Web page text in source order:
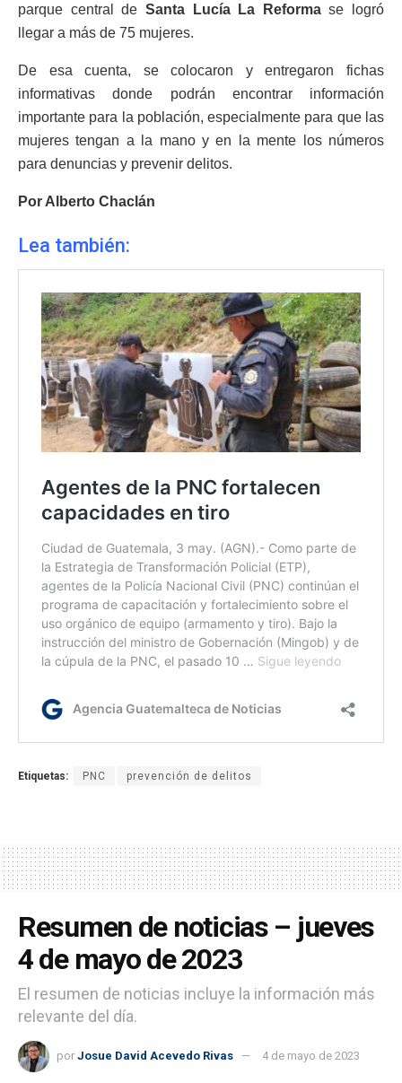
parque central de Santa Lucía La Reformase logró
llegar a más de 75 mujeres.
De esa cuenta, se colocaron y entregaron fichas
informativas donde podrán encontrar información
importante para la población, especialmente para que las
mujeres tengan a la mano y en la mente los números
para denuncias y prevenir delitos.
Por Alberto Chaclán
Lea también:
Etiquetas: PNC prevención de delitos
Resumen de noticias – jueves
4 de mayo de 2023
El resumen de noticias incluye la información más
relevante del día.
por Josue David Acevedo Rivas 4 de mayo de 2023